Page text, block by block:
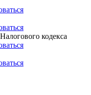
кодекса